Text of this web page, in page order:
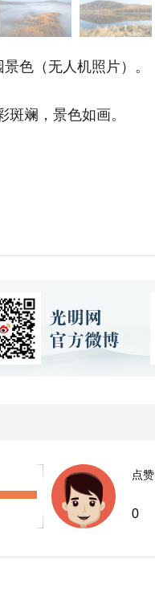
色（无人机照片）。
斓，景色如画。
点赞
0